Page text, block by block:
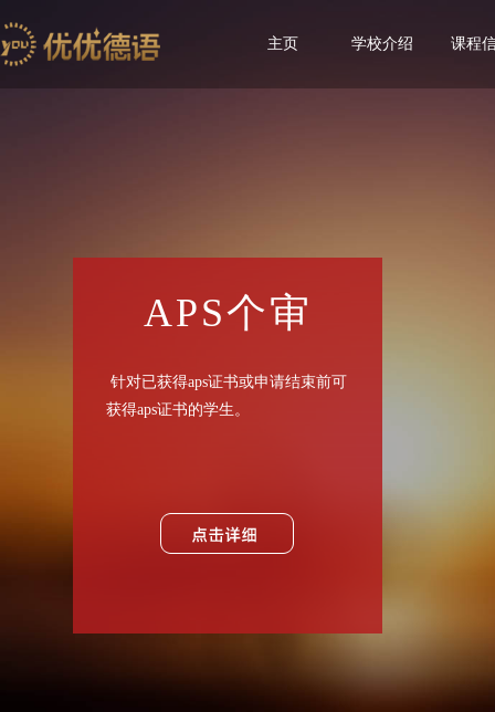
主页 学校介绍 课程
APS个审
针对已获得aps证书或申请结束前可
获得aps证书的学生。